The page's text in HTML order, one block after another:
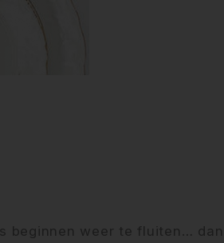
beginnen weer te fluiten…